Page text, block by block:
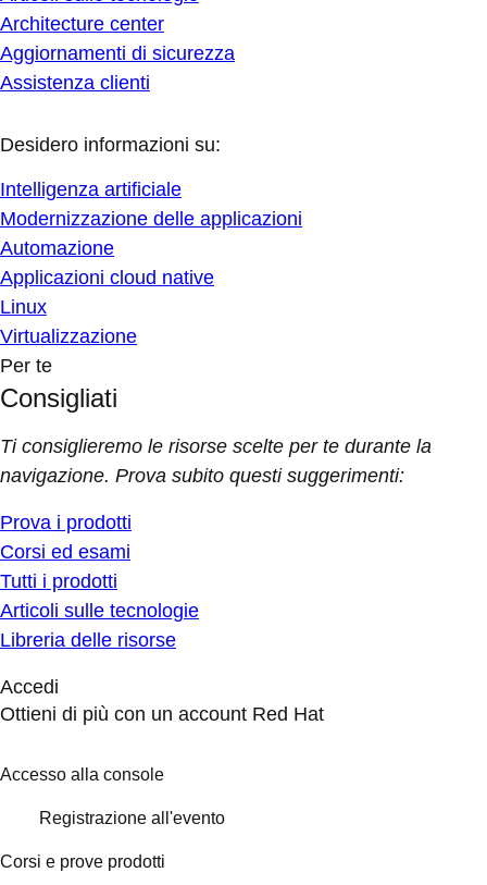
Architecture center
Aggiornamenti di sicurezza
Assistenza clienti
Desidero informazioni su:
Intelligenza artificiale
Modernizzazione delle applicazioni
Automazione
Applicazioni cloud native
Linux
Virtualizzazione
Per te
Consigliati
Ti consiglieremo le risorse scelte per te durante la
navigazione. Prova subito questi suggerimenti:
Prova i prodotti
Corsi ed esami
Tutti i prodotti
Articoli sulle tecnologie
Libreria delle risorse
Accedi
Ottieni di più con un account Red Hat
Accesso alla console
Registrazione all'evento
Corsi e prove prodotti